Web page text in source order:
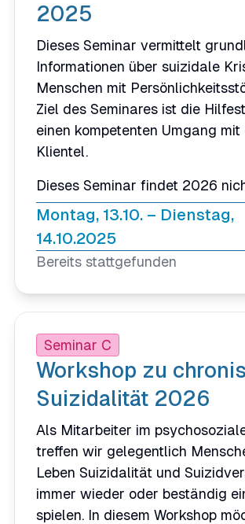
2025
Dieses Seminar vermittelt
Informationen über suizidale
Menschen mit
Ziel des Seminares ist die
einen kompetenten Umgang mit
Klientel.
Dieses Seminar findet 2026
Montag, 13.10. – Dienstag,
14.10.2025
Bereits stattgefunden
Seminar C
Workshop zu
Suizidalität 2026
Als Mitarbeiter im
treffen wir gelegentlich
Leben Suizidalität und
immer wieder oder beständig
spielen. In diesem Workshop